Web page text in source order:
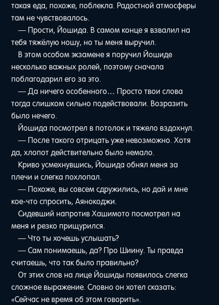
такая еда, похоже, поблекла. Радостной атмосферы
там не чувствовалось.
— Прости, Йошида. В самом конце я взвалил на
тебя тяжёлую ношу, но ты меня выручил.
В этом особом экзамене я поручил Йошиде
несколько важных ролей, поэтому сначала
поблагодарил его за это.
— Да ничего особенного… Просто твои слова
тогда слишком сильно подействовали. Возразить
было нечего.
Йошида посмотрел в потолок и тяжело вздохнул.
— После такого отрицать уже невозможно. Хотя
да, хлопот действительно было немало.
Криво усмехнувшись, Йошида обнял меня за
плечи и слегка похлопал.
— Похоже, вы совсем сдружились, но дай и мне
кое-что спросить, Аянокоджи.
Сидевший напротив Хашимото посмотрел на
меня и резко прищурился.
— Что ты хочешь услышать?
— Сам понимаешь, да? Про Шиину. Ты правда
считаешь, что так было правильно?
От этих слов на лице Йошиды появилось слегка
сложное выражение. Словно он хотел сказать:
«Сейчас не время об этом говорить».